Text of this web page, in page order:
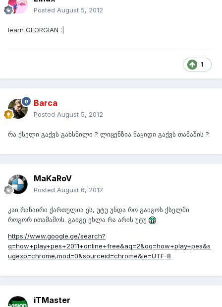
Posted August 5, 2012
learn GEORGIAN :|
1
Barca
Posted August 5, 2012
რა ქსელი გაქვს გახსნილი ? ლიცენზია ნაყიდი გაქვს თამაშის ?
MaKaRoV
Posted August 6, 2012
კაი რანაირი ქართულია ეს, უტუ უნდა რო გაიგოს ქსელში
როგორ ითამაშოს. გაიგე ეხლა რა არის უტუ
https://www.google.ge/search?
q=how+play+pes+2011+online+free&aq=2&oq=how+play+pes&s
ugexp=chrome,mod=0&sourceid=chrome&ie=UTF-8
iTMaster